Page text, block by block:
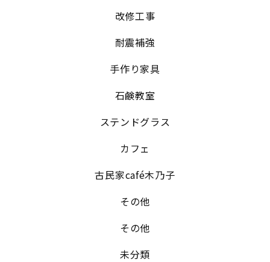
改修工事
耐震補強
手作り家具
石鹸教室
ステンドグラス
カフェ
古民家café木乃子
その他
その他
未分類